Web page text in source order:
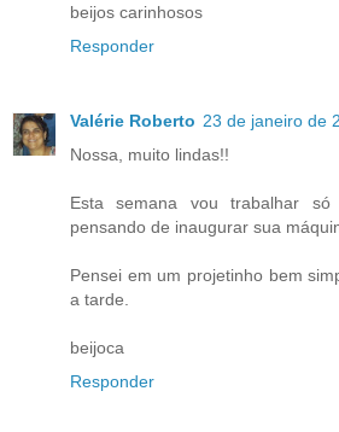
beijos carinhosos
Responder
Valérie Roberto 23 de janeiro de
Nossa, muito lindas!!
Esta semana vou trabalhar
pensando de inaugurar sua
Pensei em um projetinho bem
a tarde.
beijoca
Responder